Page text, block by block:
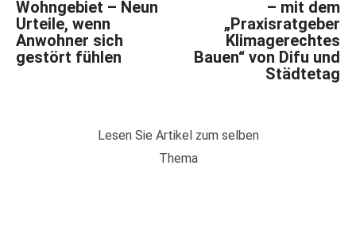
Wohngebiet – Neun
Urteile, wenn
Anwohner sich
gestört fühlen
– mit dem
„Praxisratgeber
Klimagerechtes
Bauen“ von Difu und
Städtetag
Lesen Sie Artikel zum selben
Thema